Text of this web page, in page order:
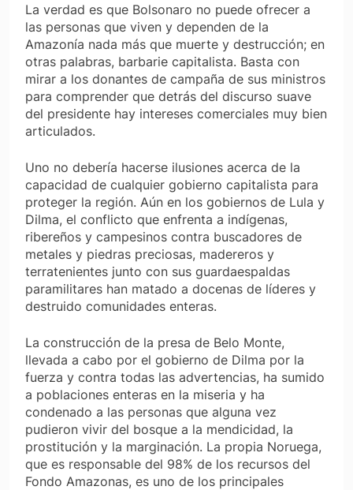
La verdad es que Bolsonaro no puede ofrecer a
las personas que viven y dependen de la
Amazonía nada más que muerte y destrucción; en
otras palabras, barbarie capitalista. Basta con
mirar a los donantes de campaña de sus ministros
para comprender que detrás del discurso suave
del presidente hay intereses comerciales muy bien
articulados.
Uno no debería hacerse ilusiones acerca de la
capacidad de cualquier gobierno capitalista para
proteger la región. Aún en los gobiernos de Lula y
Dilma, el conflicto que enfrenta a indígenas,
ribereños y campesinos contra buscadores de
metales y piedras preciosas, madereros y
terratenientes junto con sus guardaespaldas
paramilitares han matado a docenas de líderes y
destruido comunidades enteras.
La construcción de la presa de Belo Monte,
llevada a cabo por el gobierno de Dilma por la
fuerza y ​​contra todas las advertencias, ha sumido
a poblaciones enteras en la miseria y ha
condenado a las personas que alguna vez
pudieron vivir del bosque a la mendicidad, la
prostitución y la marginación. La propia Noruega,
que es responsable del 98% de los recursos del
Fondo Amazonas, es uno de los principales